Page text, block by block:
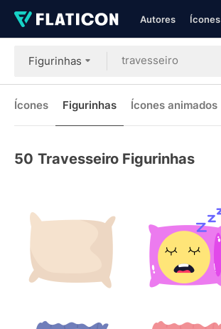
Autores Ícones
Figurinhas
Ícones Figurinhas Ícones animados
50 Travesseiro Figurinhas